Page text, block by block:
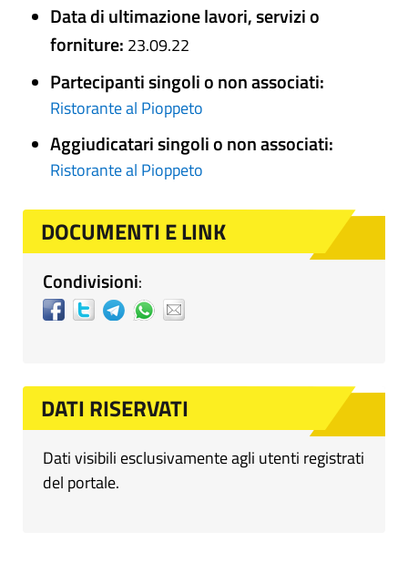
Data di ultimazione lavori, servizi o
forniture: 23.09.22
Partecipanti singoli o non associati:
Ristorante al Pioppeto
Aggiudicatari singoli o non associati:
Ristorante al Pioppeto
DOCUMENTI E LINK
Condivisioni:
DATI RISERVATI
Dati visibili esclusivamente agli utenti registrati
del portale.